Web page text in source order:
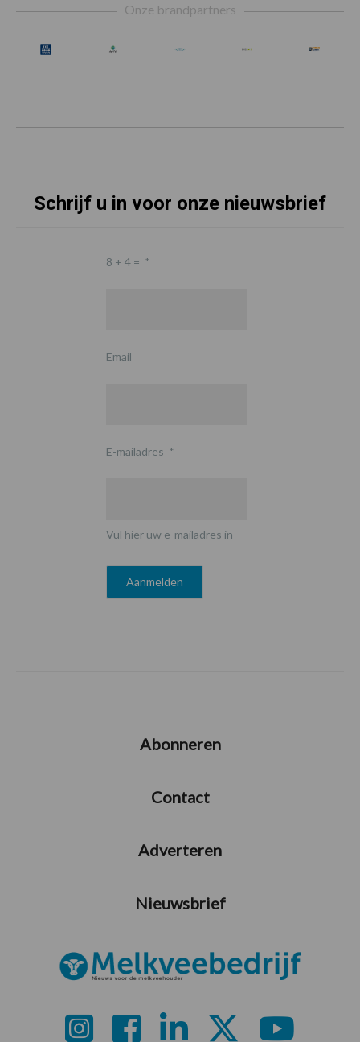
Onze brandpartners
Schrijf u in voor onze nieuwsbrief
8 + 4 = *
Email
E-mailadres *
Vul hier uw e-mailadres in
Abonneren
Contact
Adverteren
Nieuwsbrief